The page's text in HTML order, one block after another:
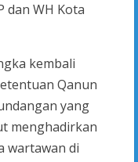
dan WH Kota
kembali
Qanun
yang
menghadirkan
wartawan di